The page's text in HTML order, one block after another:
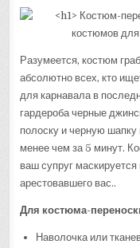
Разумеется, костюм
абсолютно всех, кто
для карнавала в
гардероба черные
полоску и черную
менее чем за 5 минут.
ваш супруг
арестовавшего вас..
Для костюма-
Наволочка или